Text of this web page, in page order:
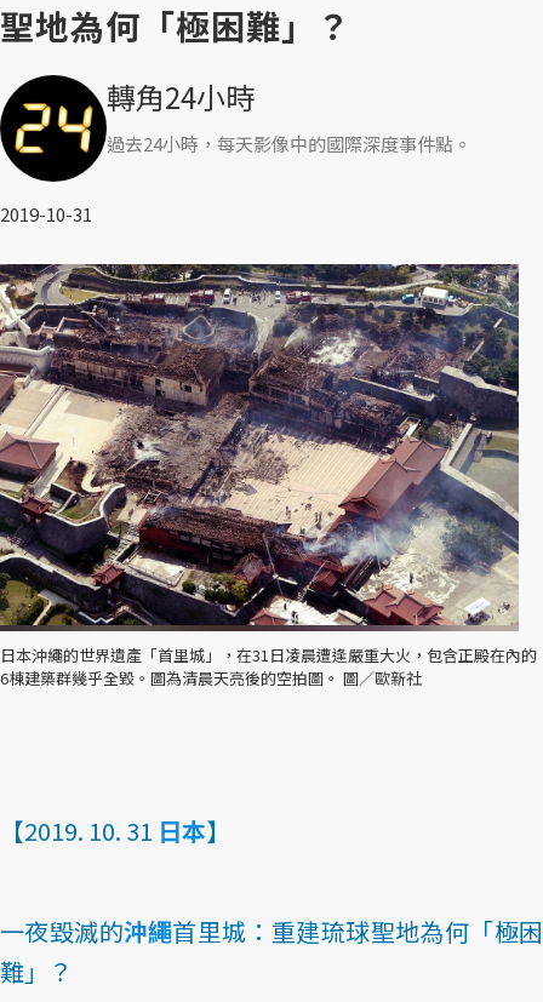
聖地為何「極困難」？
轉角24小時
過去24小時，每天影像中的國際深度事件點。
2019-10-31
日本沖繩的世界遺產「首里城」，在31日凌晨遭逢嚴重大火，包含正殿在內的
6棟建築群幾乎全毀。圖為清晨天亮後的空拍圖。 圖／歐新社
【2019. 10. 31 日本】
一夜毀滅的沖繩首里城：重建琉球聖地為何「極困
難」？